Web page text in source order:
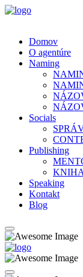
Domov
O agentúre
Naming
Socials
Publishing
Speaking
Kontakt
Blog